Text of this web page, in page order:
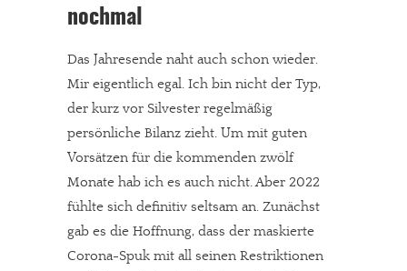
nochmal
Das Jahresende naht auch schon wieder.
Mir eigentlich egal. Ich bin nicht der Typ,
der kurz vor Silvester regelmäßig
persönliche Bilanz zieht. Um mit guten
Vorsätzen für die kommenden zwölf
Monate hab ich es auch nicht. Aber 2022
fühlte sich definitiv seltsam an. Zunächst
gab es die Hoffnung, dass der maskierte
Corona-Spuk mit all seinen Restriktionen